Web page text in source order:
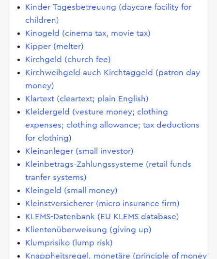
Kinder-Tagesbetreuung (daycare facility for
children)
Kinogeld (cinema tax, movie tax)
Kipper (melter)
Kirchgeld (church fee)
Kirchweihgeld auch Kirchtaggeld (patron day
money)
Klartext (cleartext; plain English)
Kleidergeld (vesture money; clothing
expenses; clothing allowance; tax deductions
for clothing)
Kleinanleger (small investor)
Kleinbetrags-Zahlungssysteme (retail funds
tranfer systems)
Kleingeld (small money)
Kleinstversicherer (micro insurance firm)
KLEMS-Datenbank (EU KLEMS database)
Klientenüberweisung (giving up)
Klumprisiko (lump risk)
Knappheitsregel, monetäre (principle of money